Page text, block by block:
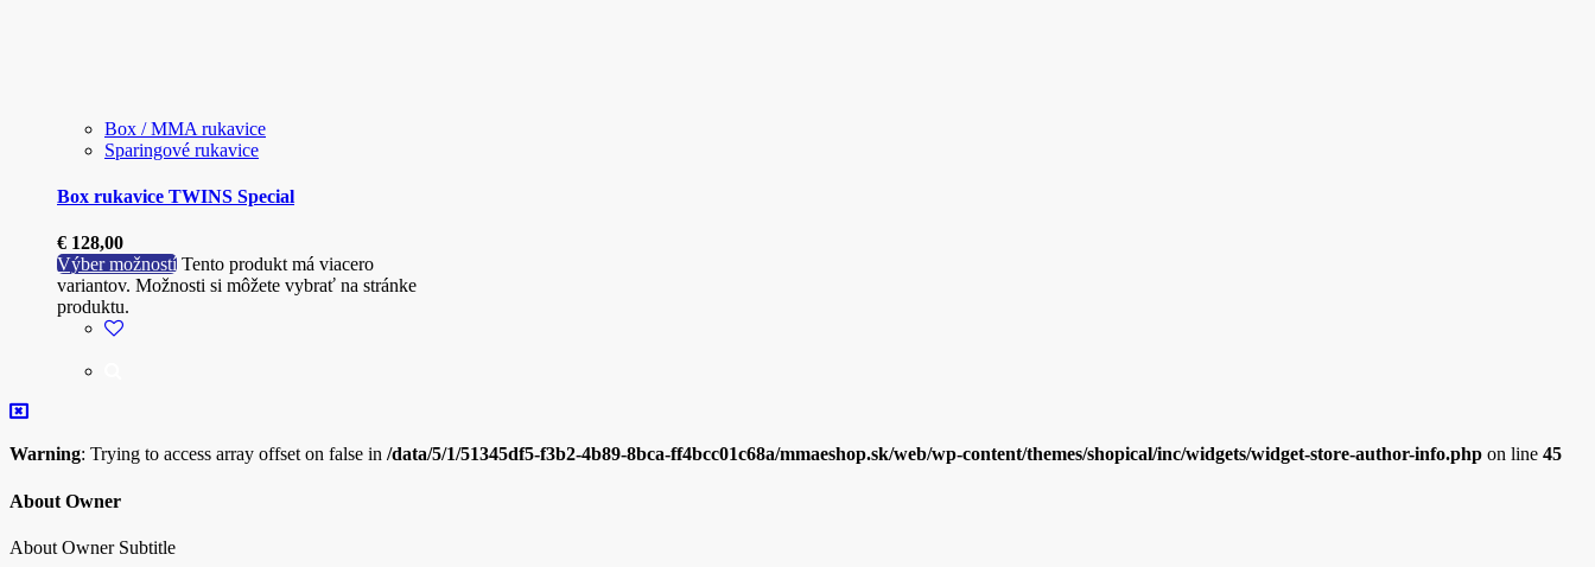
Box / MMA rukavice
Sparingové rukavice
Box rukavice TWINS Special
€ 128,00
Výber možností Tento produkt má viacero
variantov. Možnosti si môžete vybrať na stránke
produktu.
Warning: Trying to access array offset on false in /data/5/1/51345df5-f3b2-4b89-8bca-ff4bcc01c68a/mmaeshop.sk/web/wp-content/themes/shopical/inc/widgets/widget-store-author-info.php on line 45
About Owner
About Owner Subtitle